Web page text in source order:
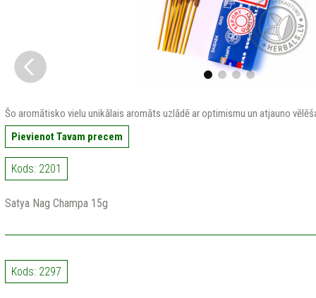
Šo aromātisko vielu unikālais aromāts uzlādē ar optimismu un atjauno
Pievienot Tavam precem
Kods: 2201
Satya Nag Champa 15g
Kods: 2297